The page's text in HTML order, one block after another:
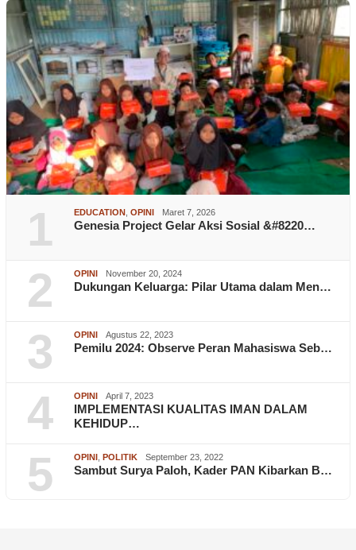
1 EDUCATION OPINI Maret 7, 2026
Genesia Project Gelar Aksi Sosial &#8220…
2 OPINI November 20, 2024
Dukungan Keluarga: Pilar Utama dalam Men…
3 OPINI Agustus 22, 2023
Pemilu 2024: Observe Peran Mahasiswa Seb…
4 OPINI April 7, 2023
IMPLEMENTASI KUALITAS IMAN DALAM
KEHIDUP…
5 OPINI POLITIK September 23, 2022
Sambut Surya Paloh, Kader PAN Kibarkan B…